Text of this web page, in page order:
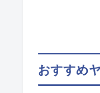
おすすめ